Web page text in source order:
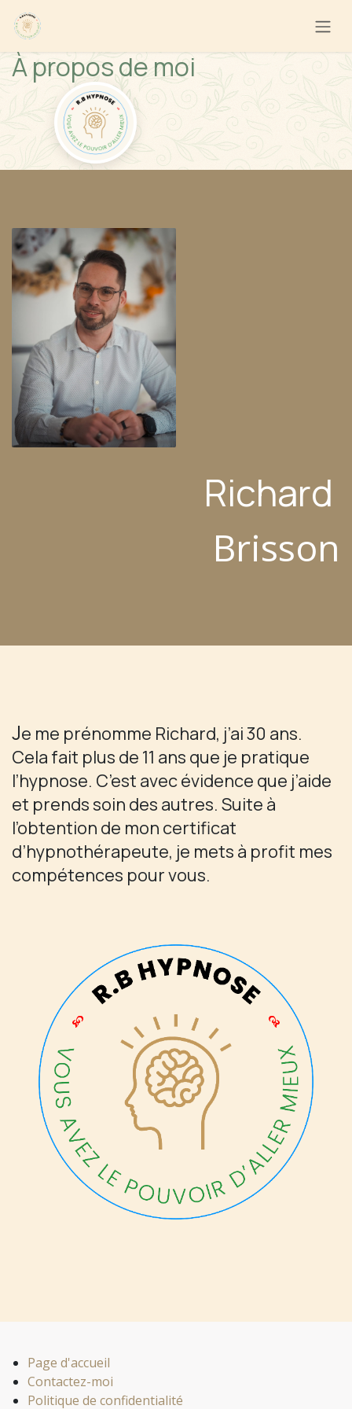
Se rendre au contenu
À propos de moi
Richard
Brisson
Je me prénomme Richard, j’ai 30 ans.
Cela fait plus de 11 ans que je pratique
l’hypnose. C’est avec évidence que j’aide
et prends soin des autres. Suite à
l’obtention de mon certificat
d’hypnothérapeute, je mets à profit mes
compétences pour vous.
Page d'accueil
Contactez-moi
Politique de confidentialité